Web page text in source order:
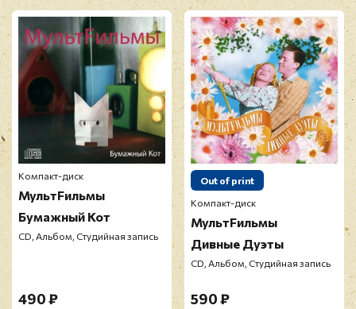
Перед публикацией отзывы проходят
модерацию
Компакт-диск
МультFильмы
Бумажный Кот
CD, Альбом, Студийная запись
490 ₽
Out of print
Компакт-диск
МультFильмы
Дивные Дуэты
CD, Альбом, Студийная запись
590 ₽